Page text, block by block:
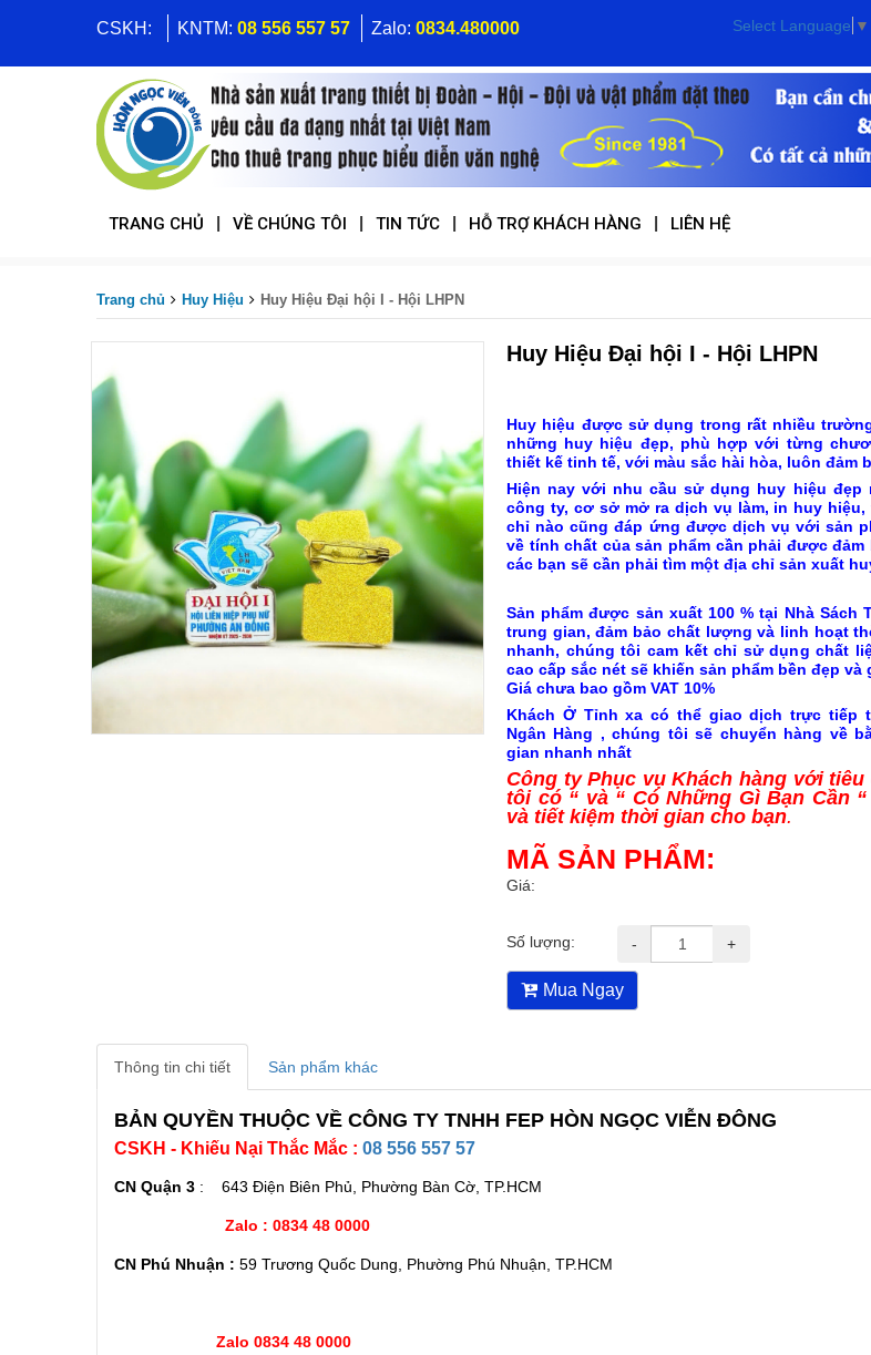
CSKH: KNTM: 08 556 557 57 Zalo: 0834.480000 Select Language ▼
TRANG CHỦ | VỀ CHÚNG TÔI | TIN TỨC | HỖ TRỢ KHÁCH HÀNG | LIÊN HỆ
Trang chủ Huy Hiệu Huy Hiệu Đại hội I - Hội LHPN
Huy Hiệu Đại hội I - Hội LHPN
Huy hiệu được sử dụng trong rất nhiều
những huy hiệu đẹp, phù hợp với từng
thiết kế tinh tế, với màu sắc hài hòa, luôn đảm
Hiện nay với nhu cầu sử dụng huy hiệu đẹp
công ty, cơ sở mở ra dịch vụ làm, in huy
chỉ nào cũng đáp ứng được dịch vụ với sản
về tính chất của sản phẩm cần phải được
các bạn sẽ cần phải tìm một địa chỉ sản xuất
Sản phẩm được sản xuất 100 % tại Nhà Sách
trung gian, đảm bảo chất lượng và linh hoạt
nhanh, chúng tôi cam kết chỉ sử dụng chất
cao cấp sắc nét sẽ khiến sản phẩm bền đẹp và
Giá chưa bao gồm VAT 10%
Khách Ở Tỉnh xa có thể giao dịch trực tiếp
Ngân Hàng , chúng tôi sẽ chuyển hàng về
gian nhanh nhất
Công ty Phục vụ Khách hàng với
tôi có “ và “ Có Những Gì Bạn Cần “
và tiết kiệm thời gian cho bạn.
MÃ SẢN PHẨM:
Giá:
Số lượng: - +
Mua Ngay
Thông tin chi tiết Sản phẩm khác
BẢN QUYỀN THUỘC VỀ CÔNG TY TNHH FEP HÒN NGỌC VIỄN ĐÔNG
CSKH - Khiếu Nại Thắc Mắc : 08 556 557 57
CN Quận 3 : 643 Điện Biên Phủ, Phường Bàn Cờ, TP.HCM
Zalo : 0834 48 0000
CN Phú Nhuận : 59 Trương Quốc Dung, Phường Phú Nhuận, TP.HCM
Zalo 0834 48 0000